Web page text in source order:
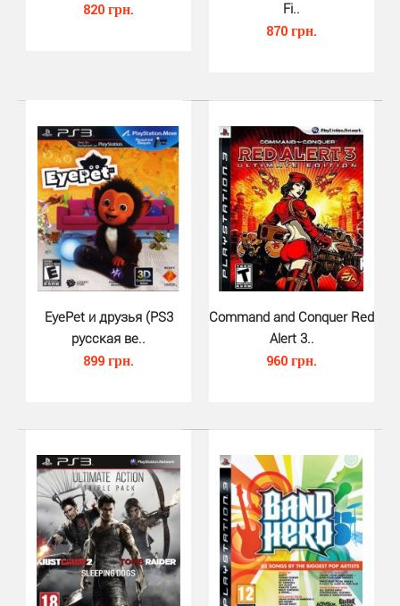
XCOM Enemy Unknown (PS3)..
790 грн.
XCOM: Enemy Unknown (PS3) - великолепный римейк
820 грн.
Fi..
870 грн.
EyePet и друзья (PS3
русская ве..
899 грн.
Command and Conquer Red
Alert 3..
960 грн.